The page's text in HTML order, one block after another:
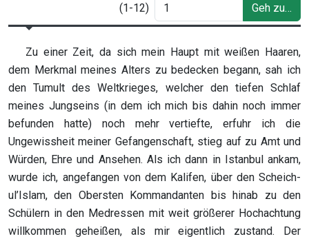
(1-12) Geh zu…
Zu einer Zeit, da sich mein Haupt mit weißen Haaren,
dem Merkmal meines Alters zu bedecken begann, sah ich
den Tumult des Weltkrieges, welcher den tiefen Schlaf
meines Jungseins (in dem ich mich bis dahin noch immer
befunden hatte) noch mehr vertiefte, erfuhr ich die
Ungewissheit meiner Gefangenschaft, stieg auf zu Amt und
Würden, Ehre und Ansehen. Als ich dann in Istanbul ankam,
wurde ich, angefangen von dem Kalifen, über den Scheich-
ul’Islam, den Obersten Kommandanten bis hinab zu den
Schülern in den Medressen mit weit größerer Hochachtung
willkommen geheißen, als mir eigentlich zustand. Der